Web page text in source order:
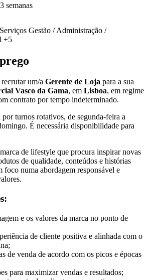
semanas
Gestão / Administração /
+5
recrutar um/a Gerente de Loja para a sua
Vasco da Gama, em Lisboa, em regime
contrato por tempo indeterminado.
turnos rotativos, de segunda-feira a
É necessária disponibilidade para
de lifestyle que procura inspirar novas
de qualidade, conteúdos e histórias
foco numa abordagem responsável e
e os valores da marca no ponto de
de cliente positiva e alinhada com o
de venda de acordo com os picos e épocas
para maximizar vendas e resultados;